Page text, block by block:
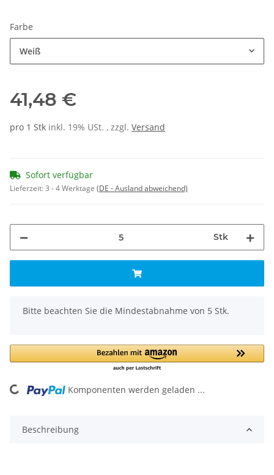
Farbe
Weiß
41,48 €
pro 1 Stk inkl. 19% USt. , zzgl. Versand
Sofort verfügbar
Lieferzeit:3 - 4 Werktage (DE - Ausland abweichend)
Stk
x
Bitte beachten Sie die Mindestabnahme von 5 Stk.
Loading... Komponenten werden geladen ...
Beschreibung